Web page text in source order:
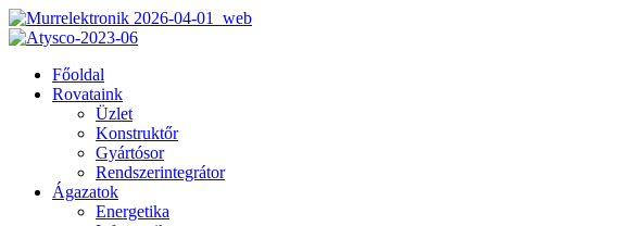
Főoldal
Rovataink
Üzlet
Konstruktőr
Gyártósor
Rendszerintegrátor
Ágazatok
Energetika